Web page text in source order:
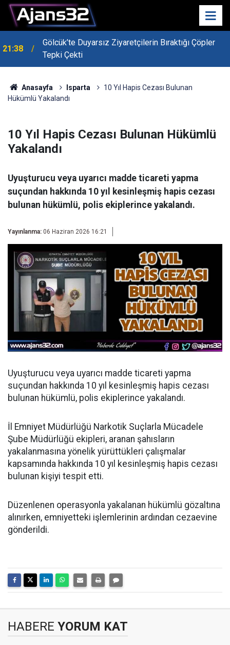
21:38
Gölcük’te Duyarsız Ziyaretçilerin Bıraktığı Çöpler
Tepki Çekti
Anasayfa Isparta
10 Yıl Hapis Cezası Bulunan
Hükümlü Yakalandı
10 Yıl Hapis Cezası Bulunan Hükümlü
Yakalandı
Uyuşturucu veya uyarıcı madde ticareti yapma
suçundan hakkında 10 yıl kesinleşmiş hapis cezası
bulunan hükümlü, polis ekiplerince yakalandı.
Yayınlanma: 06 Haziran 2026 16:21
Uyuşturucu veya uyarıcı madde ticareti yapma
suçundan hakkında 10 yıl kesinleşmiş hapis cezası
bulunan hükümlü, polis ekiplerince yakalandı.
İl Emniyet Müdürlüğü Narkotik Suçlarla Mücadele
Şube Müdürlüğü ekipleri, aranan şahısların
yakalanmasına yönelik yürüttükleri çalışmalar
kapsamında hakkında 10 yıl kesinleşmiş hapis cezası
bulunan kişiyi tespit etti.
Düzenlenen operasyonla yakalanan hükümlü gözaltına
alınırken, emniyetteki işlemlerinin ardından cezaevine
gönderildi.
HABERE YORUM KAT